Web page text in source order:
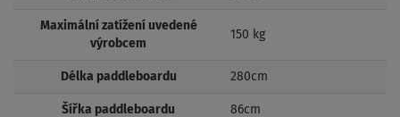
Maximální zatížení uvedené
výrobcem
150 kg
Délka paddleboardu 280cm
Šířka paddleboardu 86cm